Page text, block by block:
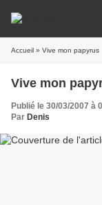
Accueil » Vive mon papyrus
Vive mon
Publié le 30/03/2007 à
Par Denis